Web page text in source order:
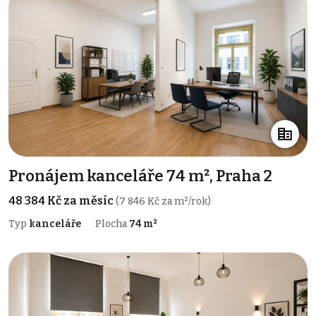
Pronájem kanceláře 74 m², Praha 2
48 384 Kč za měsíc(7 846 Kč za m²/rok)
Typ kanceláře Plocha 74 m²